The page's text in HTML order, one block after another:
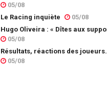
05/08
Le Racing inquiète
05/08
05/08
05/08